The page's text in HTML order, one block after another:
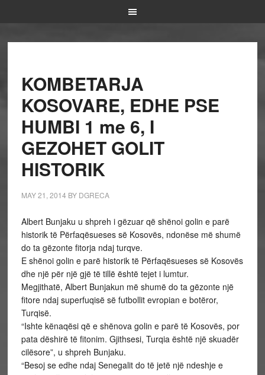
KOMBETARJA
KOSOVARE, EDHE PSE
HUMBI 1 me 6, I
GEZOHET GOLIT
HISTORIK
MAY 21, 2014 BY DGRECA
Albert Bunjaku u shpreh i gëzuar që shënoi golin e parë
historik të Përfaqësueses së Kosovës, ndonëse më shumë
do ta gëzonte fitorja ndaj turqve.
E shënoi golin e parë historik të Përfaqësueses së Kosovës
dhe një për një gjë të tillë është tejet i lumtur.
Megjithatë, Albert Bunjakun më shumë do ta gëzonte një
fitore ndaj superfuqisë së futbollit evropian e botëror,
Turqisë.
“Ishte kënaqësi që e shënova golin e parë të Kosovës, por
pata dëshirë të fitonim. Gjithsesi, Turqia është një skuadër
cilësore”, u shpreh Bunjaku.
“Besoj se edhe ndaj Senegalit do të jetë një ndeshje e